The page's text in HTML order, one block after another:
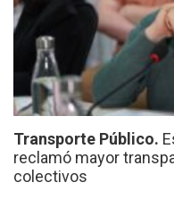
Transporte Público.
reclamó mayor
colectivos